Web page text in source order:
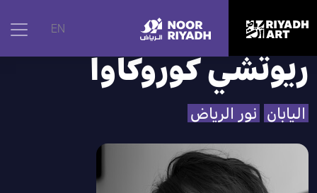
EN الرئيسية | الفنانون ريوتشي كوروكاوا
ريوتشي كوروكاوا
اليابان نور الرياض